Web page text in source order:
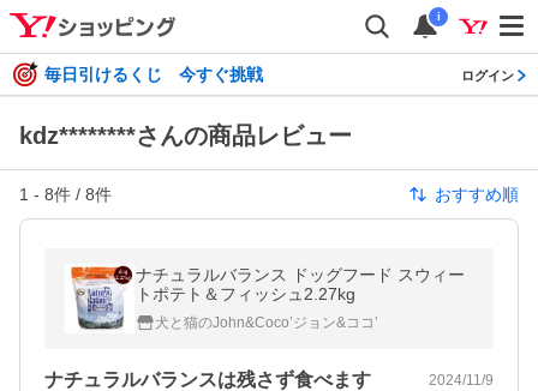
i
毎日引けるくじ 今すぐ挑戦 ログイン
kdz********さんの商品レビュー
1 - 8件 / 8件 おすすめ順
ナチュラルバランス ドッグフード スウィー
トポテト＆フィッシュ2.27kg
犬と猫のJohn&Coco’ジョン&ココ’
ナチュラルバランスは残さず食べます 2024/11/9